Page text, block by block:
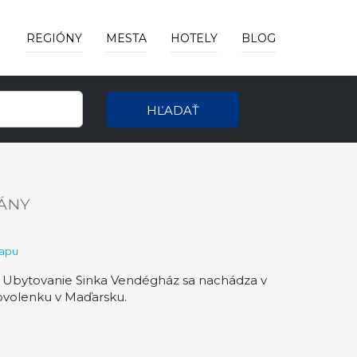
REGIÓNY MESTA HOTELY BLOG
HĽADAŤ
Sinka Vendégház sa nachádza v
v Maďarsku.